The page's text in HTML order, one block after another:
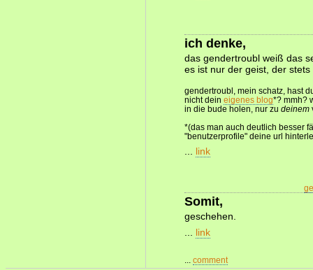
ich denke,
das gendertroubl weiß das
es ist nur der geist, der stets
gendertroubl, mein schatz, hast
nicht dein eigenes blog*? mmh?
in die bude holen, nur zu deinem
*(das man auch deutlich besser
"benutzerprofile" deine url
link
Somit,
geschehen.
link
comment